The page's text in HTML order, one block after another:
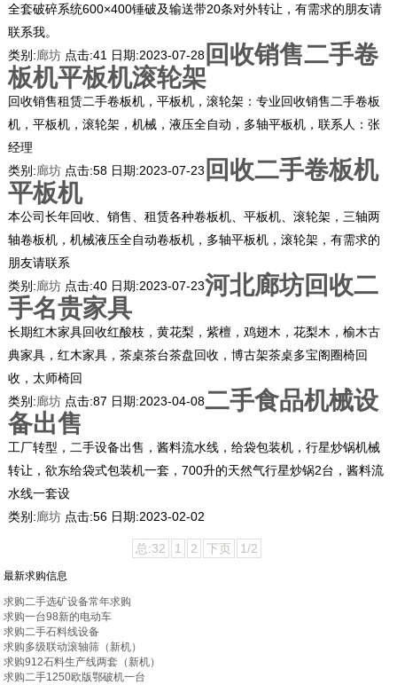
全套破碎系统600×400锤破及输送带20条对外转让，有需求的朋友请
联系我。
类别:廊坊 点击:41 日期:2023-07-28 回收销售二手卷
板机平板机滚轮架
回收销售租赁二手卷板机，平板机，滚轮架：专业回收销售二手卷板
机，平板机，滚轮架，机械，液压全自动，多轴平板机，联系人：张
经理
类别:廊坊 点击:58 日期:2023-07-23 回收二手卷板机
平板机
本公司长年回收、销售、租赁各种卷板机、平板机、滚轮架，三轴两
轴卷板机，机械液压全自动卷板机，多轴平板机，滚轮架，有需求的
朋友请联系
类别:廊坊 点击:40 日期:2023-07-23河北廊坊回收二
手名贵家具
长期红木家具回收红酸枝，黄花梨，紫檀，鸡翅木，花梨木，榆木古
典家具，红木家具，茶桌茶台茶盘回收，博古架茶桌多宝阁圈椅回
收，太师椅回
类别:廊坊 点击:87 日期:2023-04-08二手食品机械设
备出售
工厂转型，二手设备出售，酱料流水线，给袋包装机，行星炒锅机械
转让，欲东给袋式包装机一套，700升的天然气行星炒锅2台，酱料流
水线一套设
类别:廊坊 点击:56 日期:2023-02-02
总:32 1 2 下页 1/2
最新求购信息
求购二手选矿设备常年求购
求购一台98新的电动车
求购二手石料线设备
求购多级联动滚轴筛（新机）
求购912石料生产线两套（新机）
求购二手1250欧版鄂破机一台